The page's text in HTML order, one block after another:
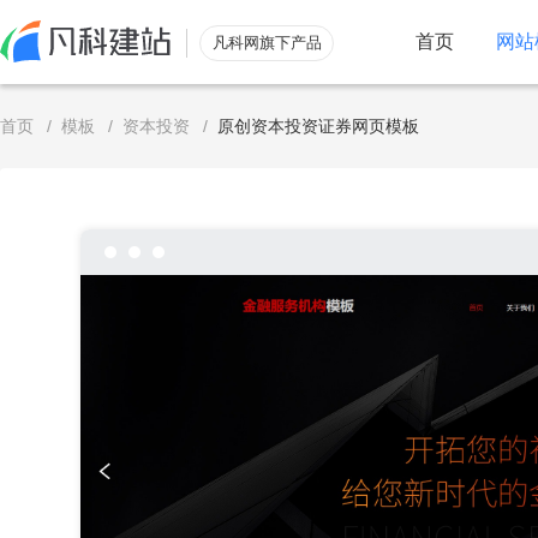
凡科网旗下产品 首页 网
首页 / 模板 / 资本投资 / 原创资本投资证券网页模板
服